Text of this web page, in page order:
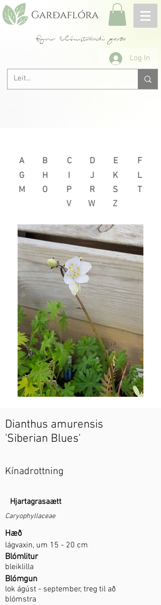
fyrir blómstrandi garða
Log In
A
G
M
B
H
O
C D
E
I
J
K
P
R
S
V
W Z
F
L
T
Dianthus amurensis
'Siberian Blues'
Kínadrottning
Hjartagrasaætt
Caryophyllaceae
Hæð
lágvaxin, um 15 - 20 cm
Blómlitur
bleiklilla
Blómgun
lok ágúst - september, treg til að
blómstra